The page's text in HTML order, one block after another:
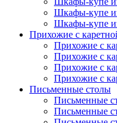
Шкафы-купе
Шкафы-купе
Прихожие с
Прихожие с
Прихожие с
Прихожие с
Прихожие с
Письменные столы
Письменные
Письменные